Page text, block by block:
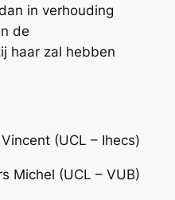
in verhouding
de
haar zal hebben
(UCL – Ihecs)
Michel (UCL – VUB)